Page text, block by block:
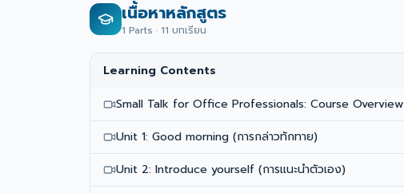
เนื้อหาหลักสูตร
1 Parts · 11 บทเรียน
Learning Contents
Small Talk for Office Professionals: Course Overview
Unit 1: Good morning (การกล่าวทักทาย)
Unit 2: Introduce yourself (การแนะนำตัวเอง)